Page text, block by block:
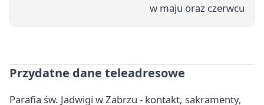
w maju oraz czerwcu
Przydatne dane teleadresowe
Parafia św. Jadwigi w Zabrzu - kontakt, sakramenty,